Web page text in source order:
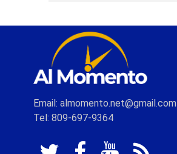
Email: almomento.net@gmail.com
Tel: 809-697-9364